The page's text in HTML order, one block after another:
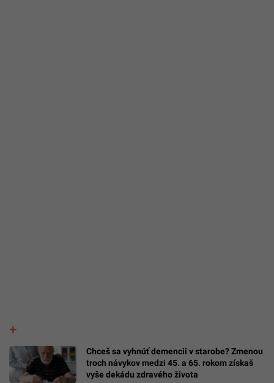
Chceš sa vyhnúť demencii v starobe? Zmenou
troch návykov medzi 45. a 65. rokom získaš
vyše dekádu zdravého života